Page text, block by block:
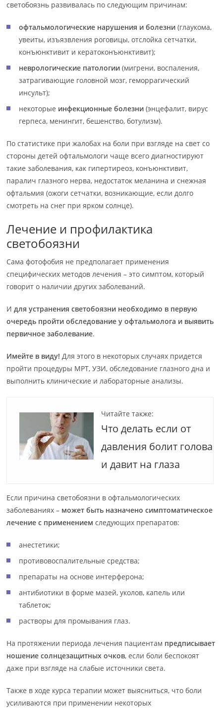
светобоязнь развивалась по следующим причинам:
офтальмологические нарушения и болезни (глаукома,
увеиты, изъязвления роговицы, отслойка сетчатки,
конъюнктивит и кератоконъюнктивит);
неврологические патологии (мигрени, воспаления,
затрагивающие головной мозг, геморрагический
инсульт);
некоторые инфекционные болезни (энцефалит, вирус
герпеса, менингит, бешенство, ботулизм).
По статистике при жалобах на боли при взгляде на свет со
стороны детей офтальмологи чаще всего диагностируют
такие заболевания, как гипертиреоз, конъюнктивит,
паралич глазного нерва, недостаток меланина и снежная
офтальмия (ожоги сетчатки, возникающие, если долго
смотреть на снег при ярком солнце).
Лечение и профилактика
светобоязни
Сама фотофобия не предполагает применения
специфических методов лечения – это симптом, который
говорит о наличии других заболеваний.
Идля устранения светобоязни необходимо в первую
очередь пройти обследование у офтальмолога и выявить
первичное заболевание.
Имейте в виду! Для этого в некоторых случаях придется
пройти процедуры МРТ, УЗИ, обследование глазного дна и
выполнить клинические и лабораторные анализы.
Читайте также:
Что делать если от
давления болит голова
и давит на глаза
Если причина светобоязни в офтальмологических
заболеваниях – может быть назначено симптоматическое
лечение с применением следующих препаратов:
анестетики;
противовоспалительные средства;
препараты на основе интерферона;
антибиотики в форме мазей, уколов, капель или
таблеток;
растворы для промывания глаз.
На протяжении периода лечения пациентам предписывает
ношение солнцезащитных очков, если боли беспокоят
даже при взгляде на слабые источники света.
Также в ходе курса терапии может выясниться, что боли
усиливаются при применении некоторых